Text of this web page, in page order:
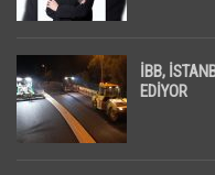
İBB,
EDİYOR